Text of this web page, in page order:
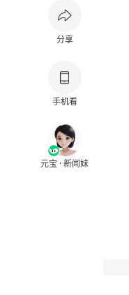
分享
手机看
元宝 · 新闻妹